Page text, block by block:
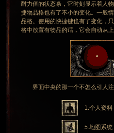
耐力值的状态条，它时刻显示着人
捷物品格也有了不小的变化。一般
品格。使用的快捷键也有了变化，
格中放置有物品的话，它会自动从
界面中央的那一个不怎么引人注
1.个人资料
5.地图系统